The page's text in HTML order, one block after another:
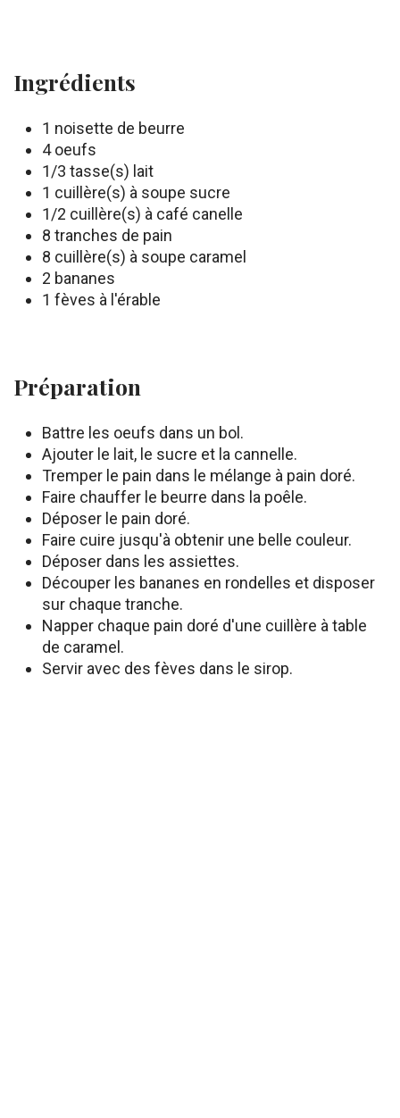
Ingrédients
1 noisette de beurre
4 oeufs
1/3 tasse(s) lait
1 cuillère(s) à soupe sucre
1/2 cuillère(s) à café canelle
8 tranches de pain
8 cuillère(s) à soupe caramel
2 bananes
1 fèves à l'érable
Préparation
Battre les oeufs dans un bol.
Ajouter le lait, le sucre et la cannelle.
Tremper le pain dans le mélange à pain doré.
Faire chauffer le beurre dans la poêle.
Déposer le pain doré.
Faire cuire jusqu'à obtenir une belle couleur.
Déposer dans les assiettes.
Découper les bananes en rondelles et disposer
sur chaque tranche.
Napper chaque pain doré d'une cuillère à table
de caramel.
Servir avec des fèves dans le sirop.